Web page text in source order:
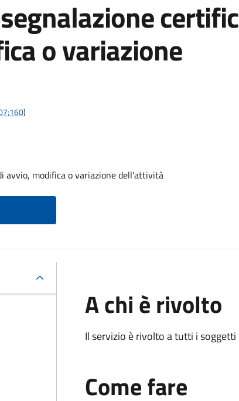
o variazione
)
avvio, modifica o variazione dell'attività
A chi è rivolto
Il servizio è rivolto a tutti i
Come fare